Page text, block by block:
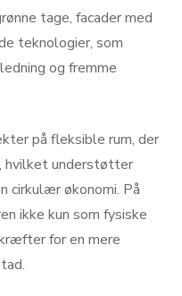
tage, facader med
teknologier, som
og fremme
på fleksible rum, der
hvilket understøtter
cirkulær økonomi. På
ikke kun som fysiske
for en mere